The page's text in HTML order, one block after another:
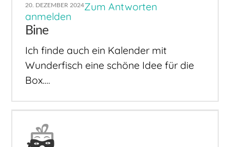
20. DEZEMBER 2024Zum Antworten
anmelden
Bine
Ich finde auch ein Kalender mit
Wunderfisch eine schöne Idee für die
Box….